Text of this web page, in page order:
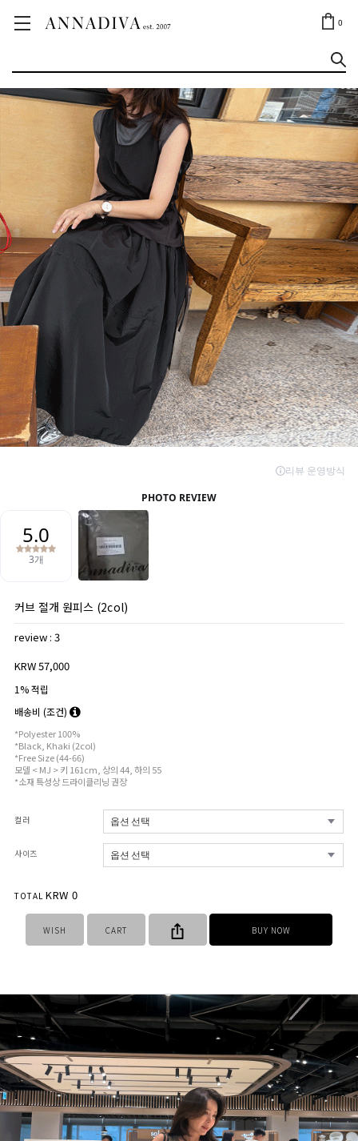
0
ANNA JEWELRY
커브 절개 원피스 (2col)
review : 3
KRW 57,000
1% 적립
배송비 (조건)
*Polyester 100%
*Black, Khaki (2col)
*Free Size (44-66)
모델 < MJ > 키 161cm, 상의 44, 하의 55
*소재 특성상 드라이클리닝 권장
컬러
사이즈
TOTAL KRW 0
WISH CART BUY NOW